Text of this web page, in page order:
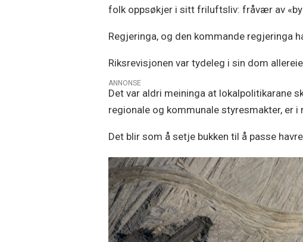
folk oppsøkjer i sitt friluftsliv: fråvær av
Regjeringa, og den kommande regjeringa
Riksrevisjonen var tydeleg i sin dom
ANNONSE
Det var aldri meininga at lokalpolitikarane
regionale og kommunale styresmakter, er
Det blir som å setje bukken til å passe